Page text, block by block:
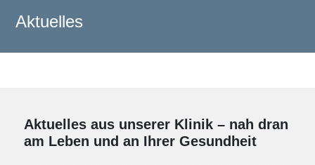
Aktuelles
Aktuelles aus unserer Klinik – nah dran
am Leben und an Ihrer Gesundheit